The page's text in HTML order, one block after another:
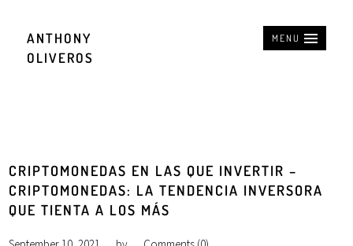
MENU
ANTHONY
OLIVEROS
CRIPTOMONEDAS EN LAS QUE INVERTIR –
CRIPTOMONEDAS: LA TENDENCIA INVERSORA
QUE TIENTA A LOS MÁS